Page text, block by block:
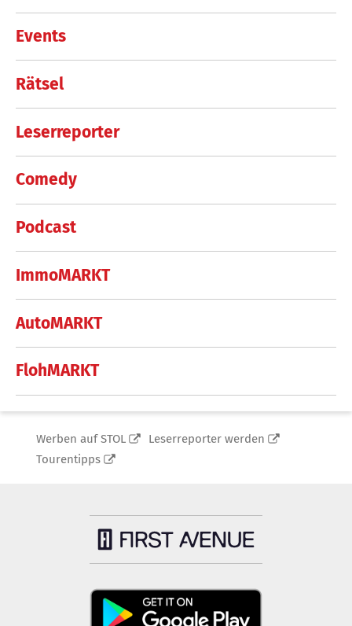
Events
Rätsel
Leserreporter
Comedy
Podcast
ImmoMARKT
AutoMARKT
FlohMARKT
Werben auf STOL
Leserreporter werden
Tourentipps